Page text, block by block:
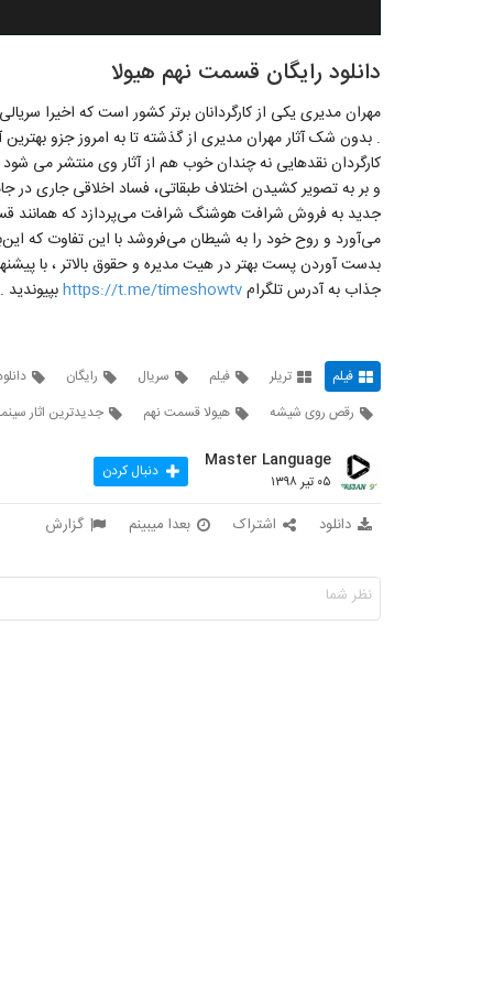
دانلود رایگان قسمت نهم هیولا
مهران مدیری یکی از کارگردانان برتر کشور است که اخیرا
. بدون شک آثار مهران مدیری از گذشته تا به امروز جزو بهترین
کارگردان نقدهایی نه چندان خوب هم از آثار وی منتشر می
و بر به تصویر کشیدن اختلاف طبقاتی، فساد اخلاقی جاری
جدید به فروش شرافت هوشنگ شرافت می‌پردازد که همانند
می‌آورد و روح خود را به شیطان می‌فروشد با این تفاوت که
بدست آوردن پست بهتر در هیت مدیره و حقوق بالاتر ، با
جذاب به آدرس تلگرامhttps://t.me/timeshowtvبپیوندید .
فیلم تریلر فیلم سریال رایگان
رقص روی شیشه
هیولا قسمت نهم جدیدترین اثار
Master Language
۰۵ تیر ۱۳۹۸ دنبال کردن
دانلود اشتراک بعدا میبینم گزارش